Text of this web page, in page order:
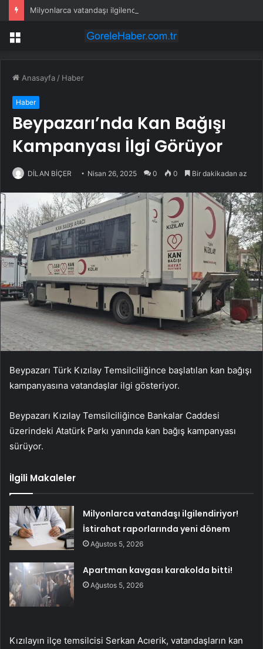
Menü
Anasayfa / Haber
Haber
Beypazarı’nda Kan Bağışı
Kampanyası İlgi Görüyor
DİLAN BİÇER Nisan 26, 2025 0 0 Bir dakikadan az
Beypazarı Türk Kızılay Temsilciliğince başlatılan kan bağışı
kampanyasına vatandaşlar ilgi gösteriyor.
Beypazarı Kızılay Temsilciliğince Bankalar Caddesi
üzerindeki Atatürk Parkı yanında kan bağış kampanyası
sürüyor.
İlgili Makaleler
Milyonlarca vatandaşı ilgilendiriyor!
İstirahat raporlarında yeni dönem
Ağustos 5, 2026
Apartman kavgası karakolda bitti!
Ağustos 5, 2026
Kızılayın ilçe temsilcisi Serkan Acıerik, vatandaşların kan